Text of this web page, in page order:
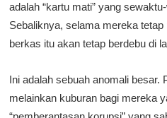
adalah “kartu mati” yang
Sebaliknya, selama mereka
berkas itu akan tetap berdebu di
Ini adalah sebuah anomali besar.
melainkan kuburan bagi mereka